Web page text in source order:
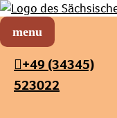
Sächsischer
+49 (34345)
523022